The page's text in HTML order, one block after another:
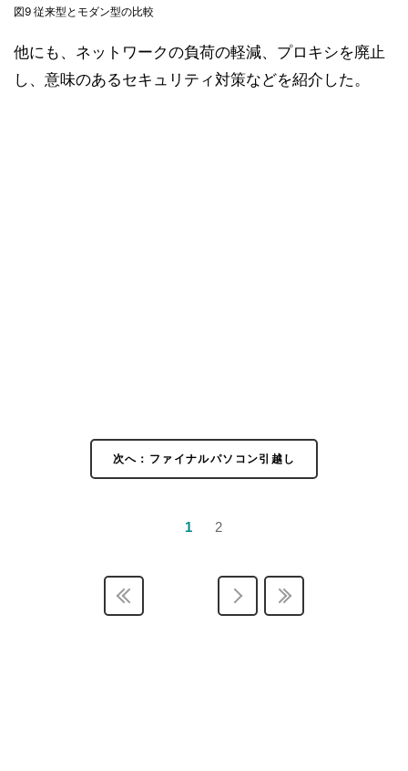
図9 従来型とモダン型の比較
他にも、ネットワークの負荷の軽減、プロキシを廃止
し、意味のあるセキュリティ対策などを紹介した。
次へ：ファイナルパソコン引越し
1 2